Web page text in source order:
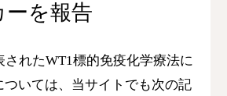
ーを報告
れたWT1標的免疫化学療法に
いては、当サイトでも次の記